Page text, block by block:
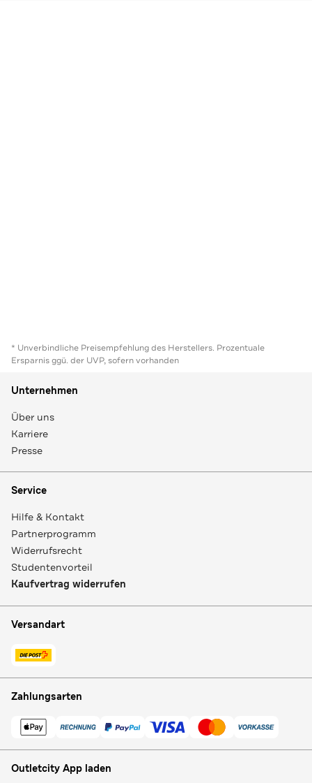
* Unverbindliche Preisempfehlung des Herstellers. Prozentuale
Ersparnis ggü. der UVP, sofern vorhanden
Unternehmen
Über uns
Karriere
Presse
Service
Hilfe & Kontakt
Partnerprogramm
Widerrufsrecht
Studentenvorteil
Kaufvertrag widerrufen
Versandart
Zahlungsarten
Outletcity App laden